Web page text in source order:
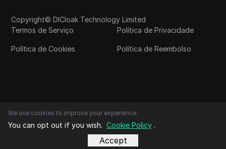
Copyright© DICloak Technology Limited
Termos de Serviço
Política de Privacidade
Política de Cookies Política de Reembolso
We use cookies to improve your experience.
You can opt out if you wish. Cookie Policy .
Accept